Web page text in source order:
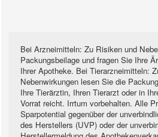
Bei Arzneimitteln: Zu Risiken und
Packungsbeilage und fragen Sie Ihre
Ihrer Apotheke. Bei Tierarzneimitteln:
Nebenwirkungen lesen Sie die
Ihre Tierärztin, Ihren Tierarzt oder in
Vorrat reicht. Irrtum vorbehalten. Alle
Sparpotential gegenüber der
des Herstellers (UVP) oder der